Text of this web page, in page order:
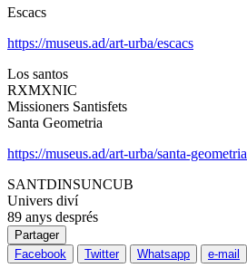
Escacs
https://museus.ad/art-urba/escacs
Los santos
RXMXNIC
Missioners Santisfets
Santa Geometria
https://museus.ad/art-urba/santa-geometria
SANTDINSUNCUB
Univers diví
89 anys després
Partager
Facebook
Twitter Whatsapp e-mail